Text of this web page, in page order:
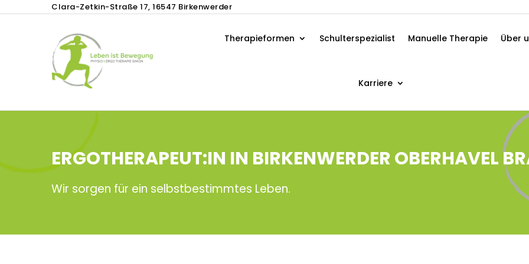
Clara-Zetkin-Straße 17, 16547 Birkenwerder
Therapieformen Schulterspezialist Manuelle Therapie Über
Karriere
ERGOTHERAPEUT:IN IN BIRKENWERDER OBERHAVEL
Wir sorgen für ein selbstbestimmtes Leben.